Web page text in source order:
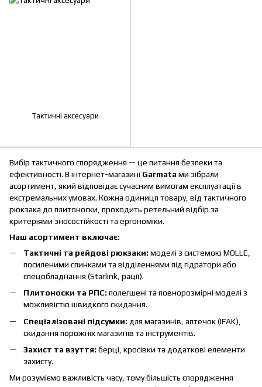
Вибір тактичного спорядження — це питання безпеки та
ефективності. В інтернет-магазині Garmata ми зібрали
асортимент, який відповідає сучасним вимогам експлуатації в
екстремальних умовах. Кожна одиниця товару, від тактичного
рюкзака до плитоноски, проходить ретельний відбір за
критеріями зносостійкості та ергономіки.
Наш асортимент включає:
Тактичні та рейдові рюкзаки: моделі з системою MOLLE,
посиленими спинками та відділеннями під гідратори або
спецобладнання (Starlink, рації).
Плитоноски та РПС: полегшені та повнорозмірні моделі з
можливістю швидкого скидання.
Спеціалізовані підсумки: для магазинів, аптечок (IFAK),
скидання порожніх магазинів та інструментів.
Захист та взуття: берці, кросівки та додаткові елементи
захисту.
Ми розуміємо важливість часу, тому більшість спорядження
Тактичні аксесуари